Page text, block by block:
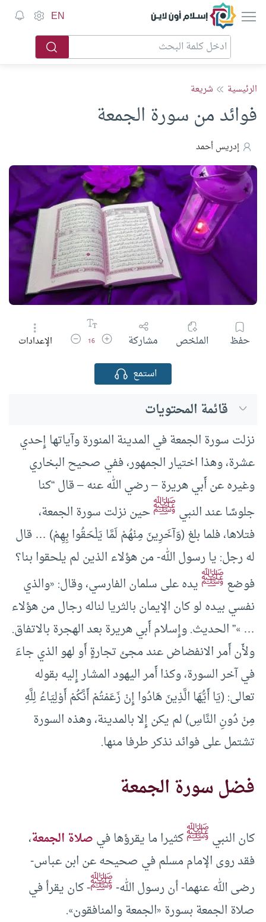
إسلام أون لاين EN
الرئيسية شريعة
‌فوائد من سورة الجمعة
إدريس أحمد
حفظ الملخص مشاركة زيادة حجم الخط
16 تقليل حجم الخط
الإعدادات
استمع
قائمة المحتويات
نزلت سورة الجمعة في المدينة المنورة وآياتها إِحدي
عشرة، وهذا اختيار الجمهور، ففي صحيح البخاري
وغيره عن أَبي هريرة – رضي الله عنه – قال “كنا
جلوسًا عند النبيﷺحين نزلت سورة الجمعة،
فتلاها، فلما بلغ (وَآخَرِينَ مِنْهُمْ لَمَّا يَلْحَقُوا بِهِمْ) … قال
له رجل: يا رسول الله- من هؤلاء الذين لم يلحقوا بنا؟
فوضعﷺيده على سلمان الفارسي، وقال: «والذي
نفسي بيده لو كان الإيمان بالثريا لناله رجال من هؤلاء
… »” الحديث. وإِسلام أَبي هريرة بعد الهجرة بالاتفاق.
ولأَن أَمر الانفضاض عند مجئ تجارةٍ أَو لهو الذي جاءَ
في آخر السورة، وكذا أَمر اليهود المشار إِليه بقوله
تعالى: (يَا أَيُّهَا الَّذِينَ هَادُوا إِنْ زَعَمْتُمْ أَنَّكُمْ أَوْلِيَاءُ لِلَّهِ
مِنْ دُونِ النَّاسِ) لم يكن إِلا بالمدينة، وهذه السورة
تشتمل على فوائد نذكر طرفا منها.
فضل سورة الجمعة
كان النبيﷺكثيرا ما يقرؤها فيصلاة الجمعة،
فقد روى الإمام مسلم في صحيحه عن ابن عباس-
رضى الله عنهما- أن رسول الله-ﷺ- كان يقرأ في
صلاة الجمعة بسورة «الجمعة والمنافقون».